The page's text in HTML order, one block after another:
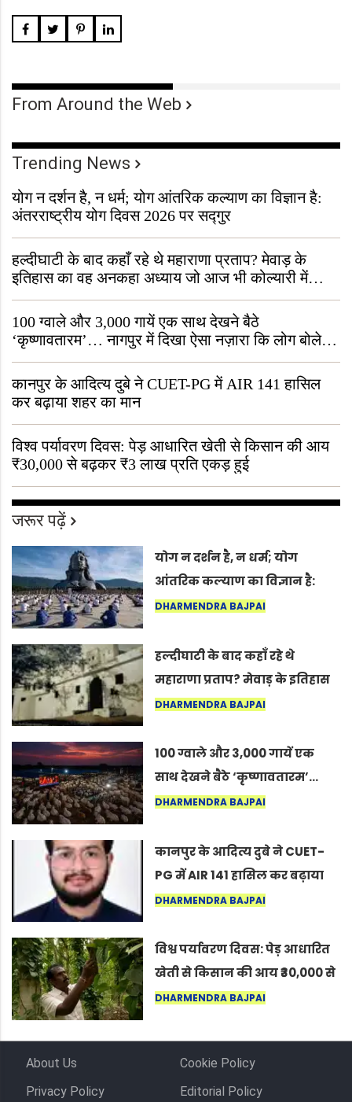
From Around the Web
Trending News
योग न दर्शन है, न धर्म; योग आंतरिक कल्याण का विज्ञान है:
अंतरराष्ट्रीय योग दिवस 2026 पर सद्गुर
हल्दीघाटी के बाद कहाँ रहे थे महाराणा प्रताप? मेवाड़ के
इतिहास का वह अनकहा अध्याय जो आज भी कोल्यारी में
जीवित है
100 ग्वाले और 3,000 गायें एक साथ देखने बैठे
‘कृष्णावतारम’… नागपुर में दिखा ऐसा नज़ारा कि लोग बोले,
“ऐसा तो सिर्फ़ कृष्ण ही कर सकते हैं”
कानपुर के आदित्य दुबे ने CUET-PG में AIR 141 हासिल
कर बढ़ाया शहर का मान
विश्व पर्यावरण दिवस: पेड़ आधारित खेती से किसान की आय
₹30,000 से बढ़कर ₹3 लाख प्रति एकड़ हुई
जरूर पढ़ें
योग न दर्शन है, न धर्म; योग
आंतरिक कल्याण का विज्ञान है:
अंतरराष्ट्रीय योग दिवस 2026 पर
DHARMENDRA BAJPAI
हल्दीघाटी के बाद कहाँ रहे थे
महाराणा प्रताप? मेवाड़ के इतिहास
का वह अनकहा अध्याय जो आज भी
DHARMENDRA BAJPAI
100 ग्वाले और 3,000 गायें एक
साथ देखने बैठे ‘कृष्णावतारम’…
नागपुर में दिखा ऐसा नज़ारा कि
कर सकते हैं”
DHARMENDRA BAJPAI
कानपुर के आदित्य दुबे ने CUET-
PG में AIR 141 हासिल कर बढ़ाया
शहर का मान
DHARMENDRA BAJPAI
विश्व पर्यावरण दिवस: पेड़ आधारित
खेती से किसान की आय ₹30,000 से
बढ़कर ₹3 लाख प्रति एकड़ हुई
DHARMENDRA BAJPAI
About Us
Cookie Policy
Privacy Policy
Editorial Policy